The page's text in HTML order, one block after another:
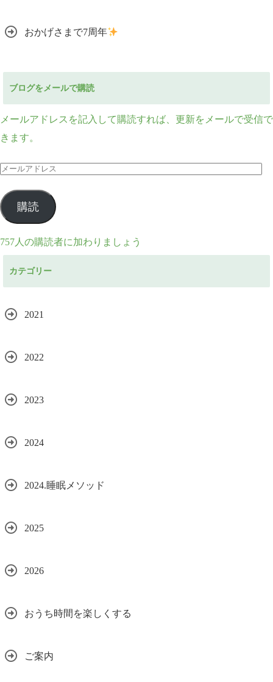
おかげさまで7周年
ブログをメールで購読
メールアドレスを記入して購読すれば、更新をメールで受信で
きます。
メ
ル
ア
ド
購読
757人の購読者に加わりましょう
カテゴリー
2021
2022
2023
2024
2024.睡眠メソッド
2025
2026
おうち時間を楽しくする
ご案内